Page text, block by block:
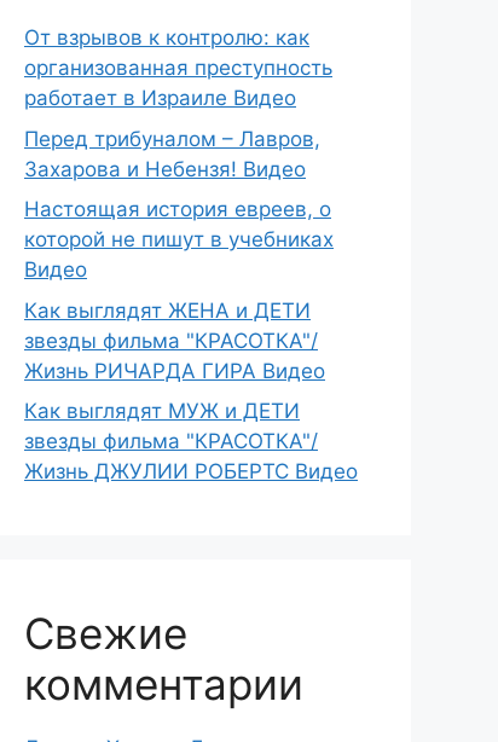
От взрывов к контролю: как
организованная преступность
работает в Израиле Видео
Перед трибуналом – Лавров,
Захарова и Небензя! Видео
Настоящая история евреев, о
которой не пишут в учебниках
Видео
Как выглядят ЖЕНА и ДЕТИ
звезды фильма "КРАСОТКА"/
Жизнь РИЧАРДА ГИРА Видео
Как выглядят МУЖ и ДЕТИ
звезды фильма "КРАСОТКА"/
Жизнь ДЖУЛИИ РОБЕРТС Видео
Свежие
комментарии